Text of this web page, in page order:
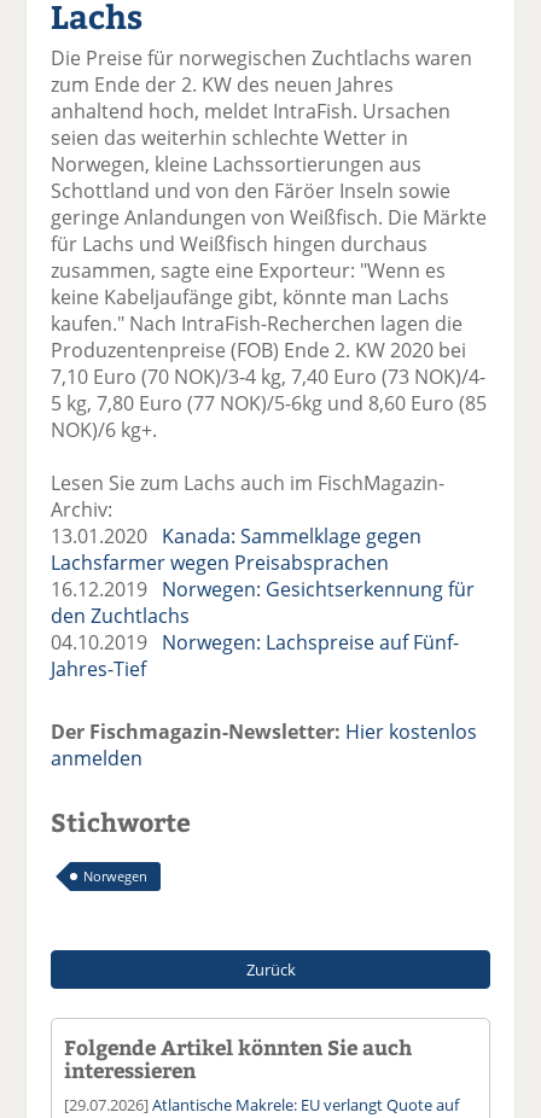
uf
F
ac
e
b
o
o
k
te
il
e
n
wi
er
n
uf
n
e
di
n
te
il
e
n
er
m
v
er
n
d
e
n
ru
Lachs
Die Preise für norwegischen Zuchtlachs waren
zum Ende der 2. KW des neuen Jahres
anhaltend hoch, meldet IntraFish. Ursachen
seien das weiterhin schlechte Wetter in
Norwegen, kleine Lachssortierungen aus
Schottland und von den Färöer Inseln sowie
geringe Anlandungen von Weißfisch. Die Märkte
für Lachs und Weißfisch hingen durchaus
zusammen, sagte eine Exporteur: "Wenn es
keine Kabeljaufänge gibt, könnte man Lachs
kaufen." Nach IntraFish-Recherchen lagen die
Produzentenpreise (FOB) Ende 2. KW 2020 bei
7,10 Euro (70 NOK)/3-4 kg, 7,40 Euro (73 NOK)/4-
5 kg, 7,80 Euro (77 NOK)/5-6kg und 8,60 Euro (85
NOK)/6 kg+.
Lesen Sie zum Lachs auch im FischMagazin-
Archiv:
13.01.2020 Kanada: Sammelklage gegen
Lachsfarmer wegen Preisabsprachen
16.12.2019 Norwegen: Gesichtserkennung für
den Zuchtlachs
04.10.2019 Norwegen: Lachspreise auf Fünf-
Jahres-Tief
Der Fischmagazin-Newsletter: Hier kostenlos
anmelden
Stichworte
Norwegen
Zurück
Folgende Artikel könnten Sie auch
interessieren
[29.07.2026]Atlantische Makrele: EU verlangt Quote auf